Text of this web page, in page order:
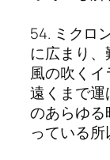
54. ミクロ
に広まり
風の吹く
遠くまで
のあらゆる
っている所